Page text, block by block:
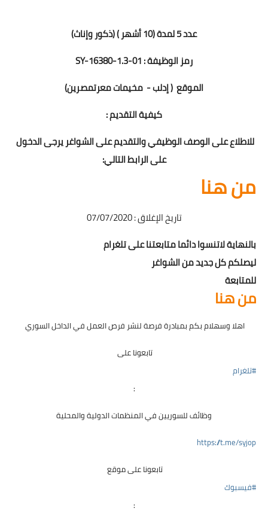
عدد 5 لمدة (10 أشهر ) (ذكور وإناث)
رمز الوظيفة : SY-16380-1.3-01
الموقع  ( إدلب -  مخيمات معرتمصرين)
كيفية التقديم :
على الرابط التالي:
من هنا
تاريخ الإغلاق : 07/07/2020
بالنهاية لاتنسوا دائما متابعتنا على تلغرام
ليصلكم كل جديد من الشواغر
للمتابعة
من هنا
اهلا وسهلام بكم بمبادرة فرصة لنشر فرص العمل في الداخل السوري
تابعونا على
#تلغرام
وظائف للسوريين في المنظمات الدولية والمحلية
https://t.me/syjop
تابعونا على موقع
#فيسبوك